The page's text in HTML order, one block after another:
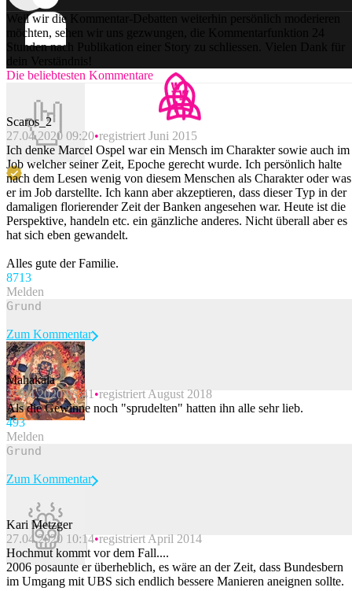
Weil wir die Kommentar-Debatten weiterhin persönlich moderieren
möchten, sehen wir uns gezwungen, die Kommentarfunktion 24
Stunden nach Publikation einer Story zu schliessen. Vielen Dank für
dein Verständnis!
Die beliebtesten Kommentare
Scaros_2
27.04.2020 09:20 registriert Juni 2015
Ich denke Marcel Ospel war ein Mensch im Charakter sowie auch im
Job welcher seiner Zeit, Epoche gerecht wurde. Ich persönlich halte
nach dem Lesen wenig von diesem Menschen als Charakter oder was
er im Job darstellte. Ich kann aber akzeptieren, dass dieser Typ in der
damaligen florierender Zeit der Banken angesehen war. Heute ist die
Perspektive, handeln etc. ein gänzliche anderes. Nicht überall aber es
hat sich eben gewandelt.
Alles gute der Familie.
8713
Melden
Beitrag melden
Zum Kommentar
Mahakala
27.04.2020 09:41 registriert August 2018
Als die Gewinne noch "sprudelten" hatten ihn alle sehr lieb.
493
Melden
Beitrag melden
Zum Kommentar
Kari Metzger
27.04.2020 10:14 registriert April 2014
Hochmut kommt vor dem Fall....
2006 posaunte er überheblich, es wäre an der Zeit, dass Bundesbern
im Umgang mit UBS sich endlich bessere Manieren aneignen sollte.